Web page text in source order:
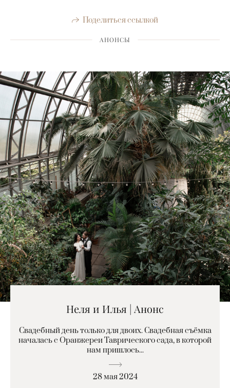
Поделиться ссылкой
АНОНСЫ
Неля и Илья | Анонс
Свадебный день только для двоих. Свадебная съёмка
началась с Оранжереи Таврического сада, в которой
нам пришлось...
28 мая 2024